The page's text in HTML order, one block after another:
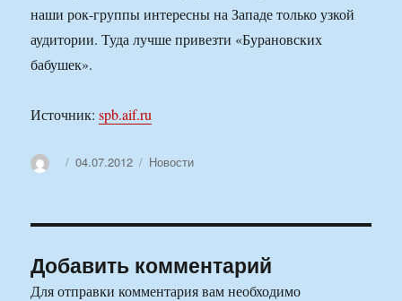
наши рок-группы интересны на Западе только узкой
аудитории. Туда лучше привезти «Бурановских
бабушек».
Источник:spb.aif.ru
АвторОпубликовано
04.07.2012 Рубрики
Новости
Добавить комментарий
Для отправки комментария вам необходимо